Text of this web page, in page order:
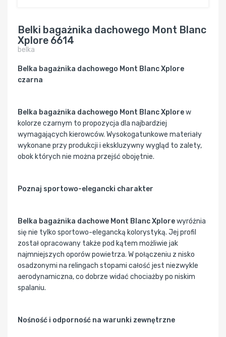
Belki bagażnika dachowego Mont Blanc
Xplore 6614
belka
Belka bagażnika dachowego Mont Blanc Xplore
czarna
Belka bagażnika dachowego Mont Blanc Xplorew
kolorze czarnym to propozycja dla najbardziej
wymagających kierowców. Wysokogatunkowe materiały
wykonane przy produkcji i ekskluzywny wygląd to zalety,
obok których nie można przejść obojętnie.
Poznaj sportowo-elegancki charakter
Belka bagażnika dachowe Mont Blanc Xplorewyróżnia
się nie tylko sportowo-elegancką kolorystyką. Jej profil
został opracowany także pod kątem możliwie jak
najmniejszych oporów powietrza. W połączeniu z nisko
osadzonymi na relingach stopami całość jest niezwykle
aerodynamiczna, co dobrze widać chociażby po niskim
spalaniu.
Nośność i odporność na warunki zewnętrzne